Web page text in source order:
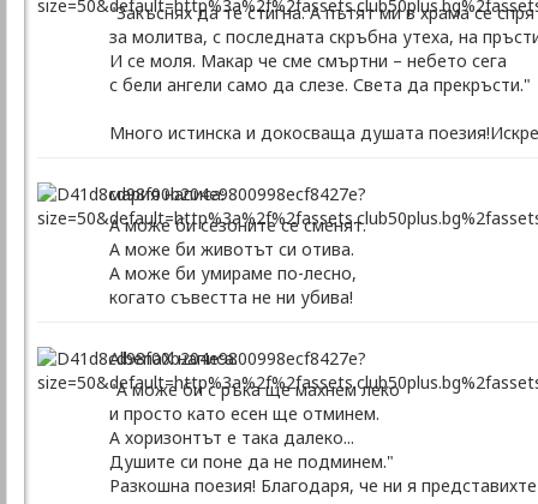
"Закъснях да те стигна. А пътят ми в храма се спря
за молитва, с последната скръбна утеха, на
И се моля. Макар че сме смъртни – небето сега
с бели ангели само да слезе. Света да прекръсти."
Много истинска и докосваща душата
мария написа:
А може би сезоните се сменят.
А може би животът си отива.
А може би умираме по-лесно,
когато съвестта не ни убива!
AlbenaХ написа:
"А може би с ръка ще махнем леко
и просто като есен ще отминем.
А хоризонтът е така далеко...
Душите си поне да не подминем."
Разкошна поезия! Благодаря, че ни я